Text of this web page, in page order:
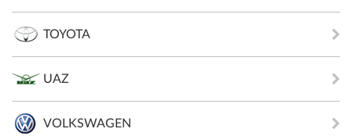
TOYOTA
UAZ
VOLKSWAGEN